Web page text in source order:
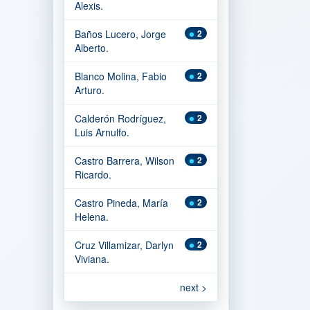
Alexis.
2
Baños Lucero, Jorge
Alberto.
2
Blanco Molina, Fabio
Arturo.
2
Calderón Rodríguez,
Luis Arnulfo.
2
Castro Barrera, Wilson
Ricardo.
2
Castro Pineda, María
Helena.
2
Cruz Villamizar, Darlyn
Viviana.
next >